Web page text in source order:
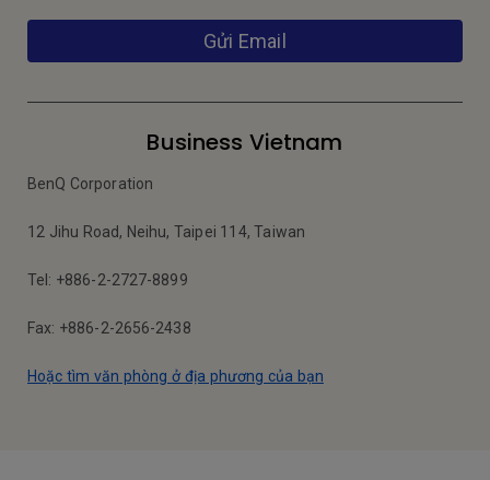
Gửi Email
Business Vietnam
BenQ Corporation
12 Jihu Road, Neihu, Taipei 114, Taiwan
Tel: +886-2-2727-8899
Fax: +886-2-2656-2438
Hoặc tìm văn phòng ở địa phương của bạn